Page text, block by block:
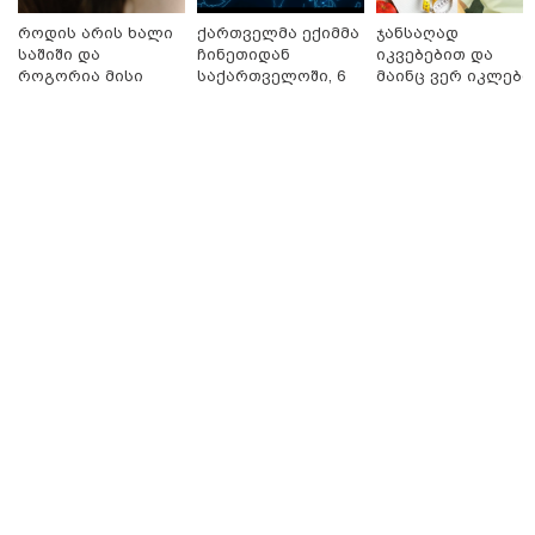
22:10 / 06-08-2026
ატრაქციონი მწყობრიდან
როდის არის ხალი
საშიში და
როგორია მისი
ქართველმა ექიმმა
ჩინეთიდან
საქართველოში, 6
ჯანსაღად
იკვებებით და
მაინც ვერ იკლებთ